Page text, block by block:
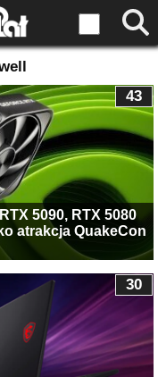
5090, RTX 5080
atrakcja QuakeCon
43
30